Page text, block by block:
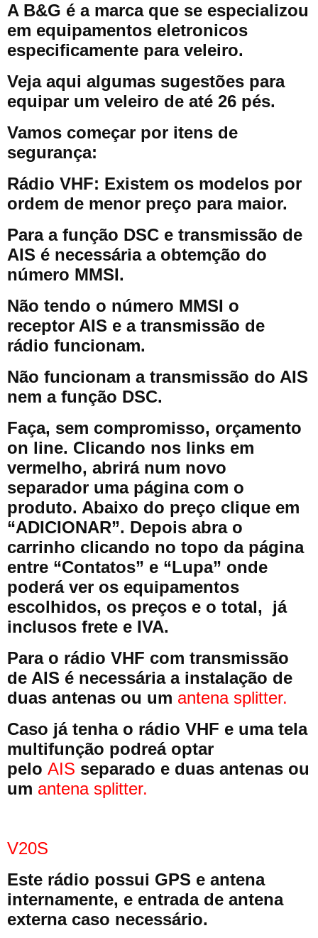
A B&G é a marca que se especializou
em equipamentos eletronicos
especificamente para veleiro.
Veja aqui algumas sugestões para
equipar um veleiro de até 26 pés.
Vamos começar por itens de
segurança:
Rádio VHF: Existem os modelos por
ordem de menor preço para maior.
Para a função DSC e transmissão de
AIS é necessária a obtemção do
número MMSI.
Não tendo o número MMSI o
receptor AIS e a transmissão de
rádio funcionam.
Não funcionam a transmissão do AIS
nem a função DSC.
Faça, sem compromisso, orçamento
on line. Clicando nos links em
vermelho, abrirá num novo
separador uma página com o
produto. Abaixo do preço clique em
“ADICIONAR”. Depois abra o
carrinho clicando no topo da página
entre “Contatos” e “Lupa” onde
poderá ver os equipamentos
escolhidos, os preços e o total, já
inclusos frete e IVA.
Para o rádio VHF com transmissão
de AIS é necessária a instalação de
duas antenas ou um antena splitter.
Caso já tenha o rádio VHF e uma tela
multifunção podreá optar
pelo AIS separado e duas antenas ou
um antena splitter.
V20S
Este rádio possui GPS e antena
internamente, e entrada de antena
externa caso necessário.